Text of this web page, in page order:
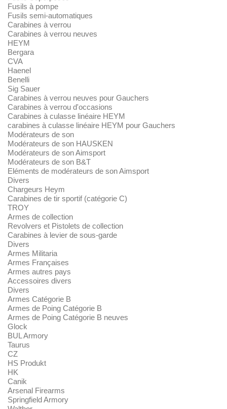
Fusils à pompe
Fusils semi-automatiques
Carabines à verrou
Carabines à verrou neuves
HEYM
Bergara
CVA
Haenel
Benelli
Sig Sauer
Carabines à verrou neuves pour Gauchers
Carabines à verrou d'occasions
Carabines à culasse linéaire HEYM
carabines à culasse linéaire HEYM pour Gauchers
Modérateurs de son
Modérateurs de son HAUSKEN
Modérateurs de son Aimsport
Modérateurs de son B&T
Eléments de modérateurs de son Aimsport
Divers
Chargeurs Heym
Carabines de tir sportif (catégorie C)
TROY
Armes de collection
Revolvers et Pistolets de collection
Carabines à levier de sous-garde
Divers
Armes Militaria
Armes Françaises
Armes autres pays
Accessoires divers
Divers
Armes Catégorie B
Armes de Poing Catégorie B
Armes de Poing Catégorie B neuves
Glock
BUL Armory
Taurus
CZ
HS Produkt
HK
Canik
Arsenal Firearms
Springfield Armory